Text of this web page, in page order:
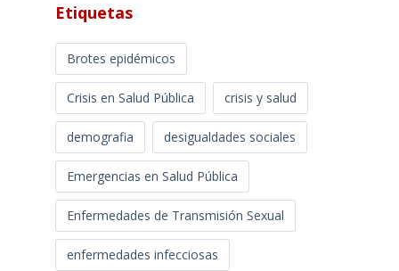
Etiquetas
Brotes epidémicos
Crisis en Salud Pública crisis y salud
demografia desigualdades sociales
Emergencias en Salud Pública
Enfermedades de Transmisión Sexual
enfermedades infecciosas